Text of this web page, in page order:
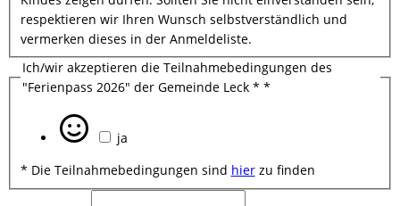
respektieren wir Ihren Wunsch selbstverständlich und
vermerken dieses in der Anmeldeliste.
Ich/wir akzeptieren die Teilnahmebedingungen des
"Ferienpass 2026" der Gemeinde Leck * *
ja
* Die Teilnahmebedingungen sind hierzu finden